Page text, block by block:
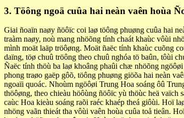
3. Töông ngoä cuûa hai neàn vaên hoùa
Giai ñoaïn naøy ñöôïc coi laø töông phuøng cuûa hai
traàm naøy, noù mang nhöõng tính chaát khaùc vôùi
mình moät laäp tröôøng. Moät ñaëc tính khaùc cuõng
daïng, töø chuû tröông theo chuû nghóa tö baûn, tôùi
Ñaëc tính thöù ba laø khoâng phaûi chæ nhöõng
phong traøo gaëp gôõ, töông phuøng giöõa hai neàn
ngoaïi quoác. Nhoùm ngöôøi Trung Hoa soáng ôû
thöôøng, theo chieàu höôùng ñöôïc yù thöùc heä vaïch
caùc Hoa kieàu soáng raõi raéc khaép theá giôùi. Hoï
nhöng vaãn thieát tha vôùi vaên hoùa cuûa toå tieân.